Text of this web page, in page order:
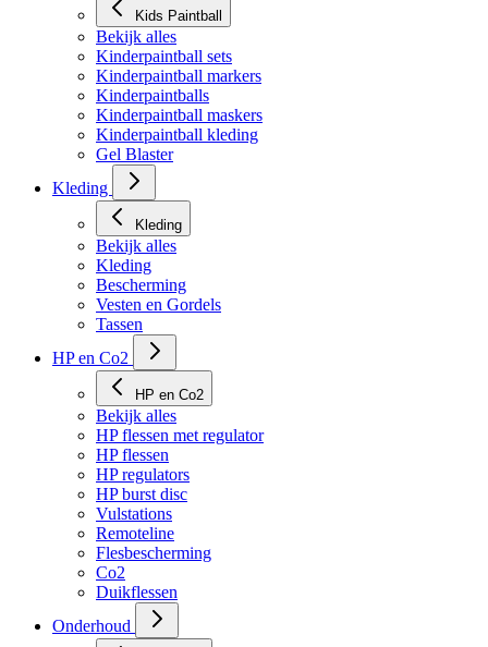
Bekijk alles
Kinderpaintball sets
Kinderpaintball markers
Kinderpaintballs
Kinderpaintball maskers
Kinderpaintball kleding
Gel Blaster
Kleding
Kleding
Bekijk alles
Kleding
Bescherming
Vesten en Gordels
Tassen
HP en Co2
HP en Co2
Bekijk alles
HP flessen met regulator
HP flessen
HP regulators
HP burst disc
Vulstations
Remoteline
Flesbescherming
Co2
Duikflessen
Onderhoud
Onderhoud